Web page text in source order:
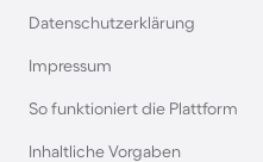
Datenschutzerklärung
Impressum
So funktioniert die Plattform
Inhaltliche Vorgaben